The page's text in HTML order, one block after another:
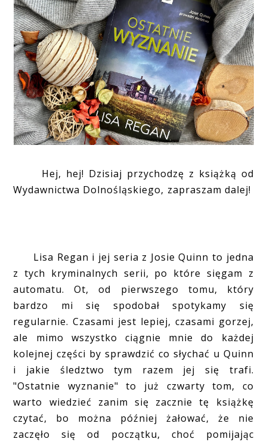
Hej, hej! Dzisiaj przychodzę z książką od
Wydawnictwa Dolnośląskiego, zapraszam dalej!
Lisa Regan i jej seria z Josie Quinn to jedna
z tych kryminalnych serii, po które sięgam z
automatu. Ot, od pierwszego tomu, który
bardzo mi się spodobał spotykamy się
regularnie. Czasami jest lepiej, czasami gorzej,
ale mimo wszystko ciągnie mnie do każdej
kolejnej części by sprawdzić co słychać u Quinn
i jakie śledztwo tym razem jej się trafi.
"Ostatnie wyznanie" to już czwarty tom, co
warto wiedzieć zanim się zacznie tę książkę
czytać, bo można później żałować, że nie
zaczęło się od początku, choć pomijając